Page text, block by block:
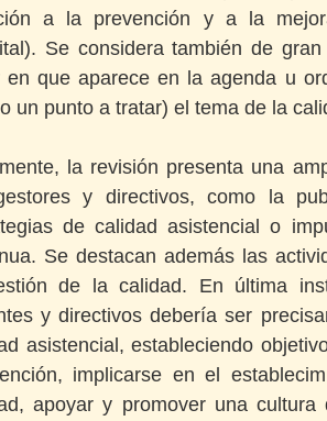
a la prevención y a la
Se considera también de
en que aparece en la agenda u
un punto a tratar) el tema de la
la revisión presenta una
y directivos, como la
de calidad asistencial o
Se destacan además las
de la calidad. En última
y directivos debería ser
asistencial, estableciendo
implicarse en el
apoyar y promover una